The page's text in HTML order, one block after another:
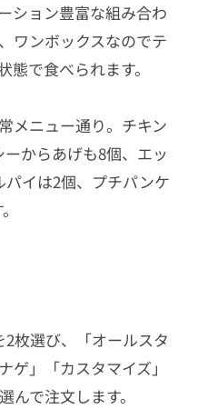
ション豊富な組み合わ
ワンボックスなのでテ
で食べられます。
メニュー通り。チキン
からあげも8個、エッ
イは2個、プチパンケ
枚選び、「オールスタ
ゲ」「カスタマイズ」
んで注文します。